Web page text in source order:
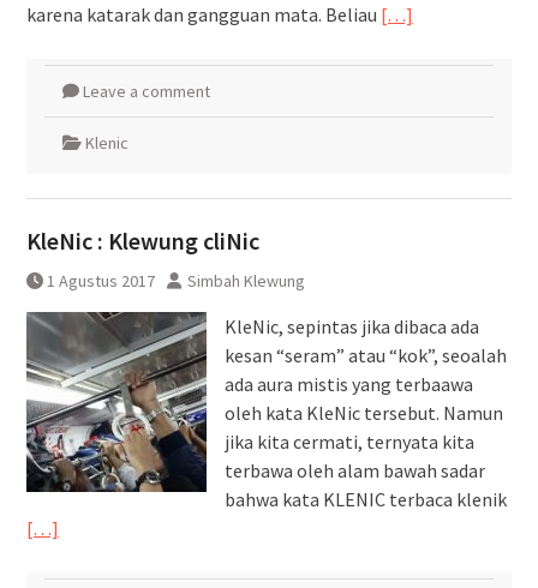
karena katarak dan gangguan mata. Beliau […]
Leave a comment
Klenic
KleNic : Klewung cliNic
1 Agustus 2017 Simbah Klewung
KleNic, sepintas jika dibaca ada
kesan “seram” atau “kok”, seoalah
ada aura mistis yang terbaawa
oleh kata KleNic tersebut. Namun
jika kita cermati, ternyata kita
terbawa oleh alam bawah sadar
bahwa kata KLENIC terbaca klenik
[…]